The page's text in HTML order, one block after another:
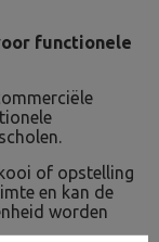
functionele
of opstelling
en kan de
worden